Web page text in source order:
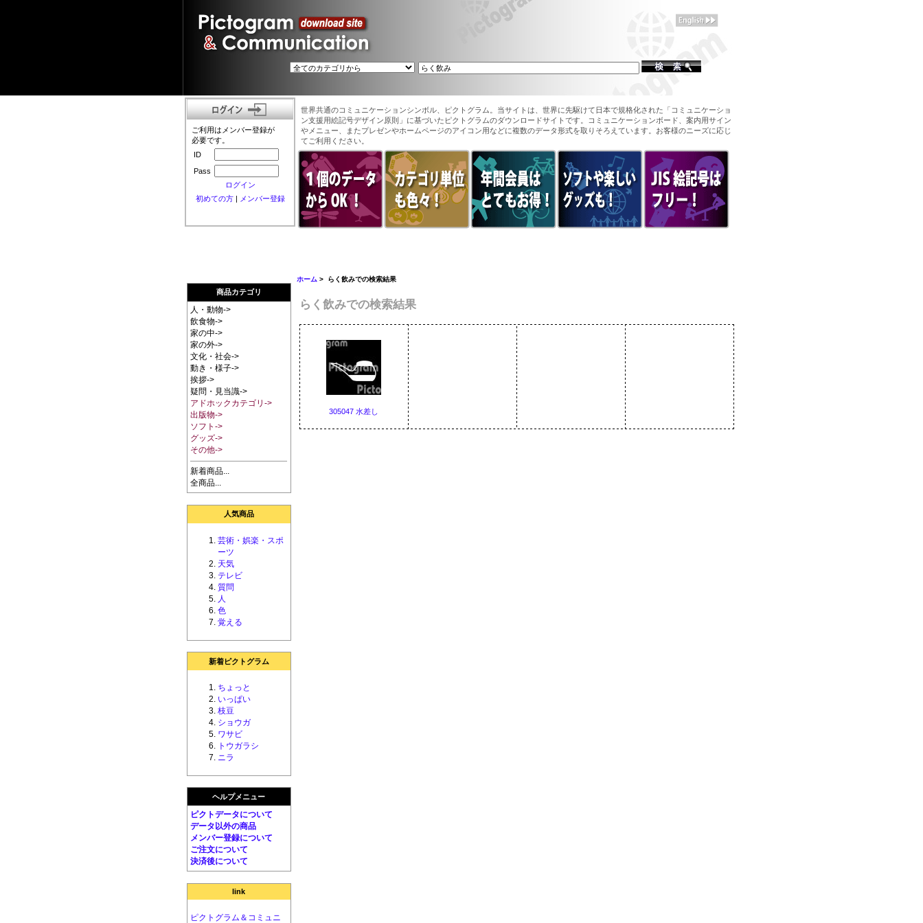
ご利用はメンバー登録が
必要です。
ID
Pass
ログイン
初めての方| メンバー登録
世界共通のコミュニケーションシンボル、ピクトグラム。当サイトは、世界に先駆けて日本で規格化された「コミュニケーショ
ン支援用絵記号デザイン原則」に基づいたピクトグラムのダウンロードサイトです。コミュニケーションボード、案内用サイン
やメニュー、またプレゼンやホームページのアイコン用などに複数のデータ形式を取りそろえています。お客様のニーズに応じ
てご利用ください。
商品カテゴリ
人・動物->
飲食物->
家の中->
家の外->
文化・社会->
動き・様子->
挨拶->
疑問・見当識->
アドホックカテゴリ->
出版物->
ソフト->
グッズ->
その他->
新着商品...
全商品...
人気商品
芸術・娯楽・スポ
ーツ
天気
テレビ
質問
人
色
覚える
新着ピクトグラム
ちょっと
いっぱい
枝豆
ショウガ
ワサビ
トウガラシ
ニラ
ヘルプメニュー
ピクトデータについて
データ以外の商品
メンバー登録について
ご注文について
決済後について
link
ピクトグラム＆コミュニ
ホーム > らく飲みでの検索結果
らく飲みでの検索結果
305047 水差し